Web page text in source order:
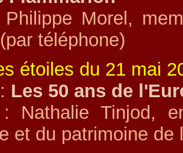
Morel,
téléphone)
étoiles du 21 mai
Les 50 ans de
: Nathalie Tinjod,
et du patrimoine